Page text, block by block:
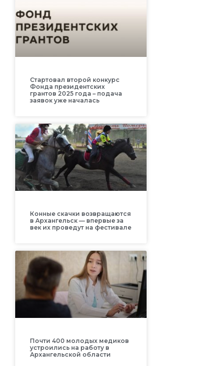
Стартовал второй конкурс
Фонда президентских
грантов 2025 года – подача
заявок уже началась
Конные скачки возвращаются
в Архангельск — впервые за
век их проведут на фестивале
Почти 400 молодых медиков
устроились на работу в
Архангельской области